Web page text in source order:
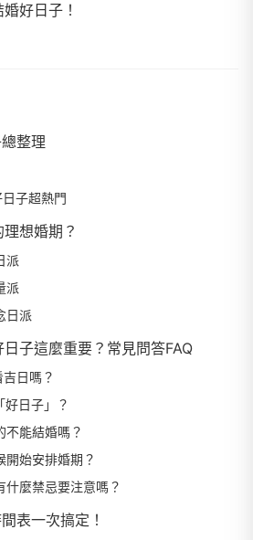
好日子！
整理
子超熱門
想婚期？
派
派
日派
子這麼重要？常見問答FAQ
日嗎？
好日子」？
不能結婚嗎？
開始安排婚期？
什麼禁忌要注意嗎？
表一次搞定！